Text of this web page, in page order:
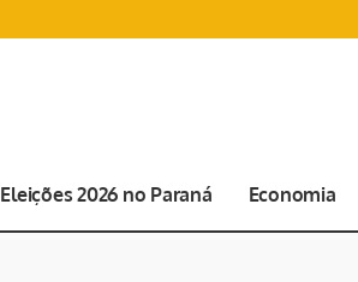
Eleições 2026 no Paraná Economia